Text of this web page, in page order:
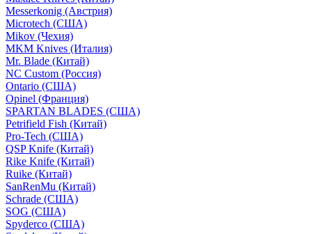
Messerkonig (Австрия)
Microtech (США)
Mikov (Чехия)
MKM Knives (Италия)
Mr. Blade (Китай)
NC Custom (Россия)
Ontario (США)
Opinel (Франция)
SPARTAN BLADES (США)
Petrifield Fish (Китай)
Pro-Tech (США)
QSP Knife (Китай)
Rike Knife (Китай)
Ruike (Китай)
SanRenMu (Китай)
Schrade (США)
SOG (США)
Spyderco (США)